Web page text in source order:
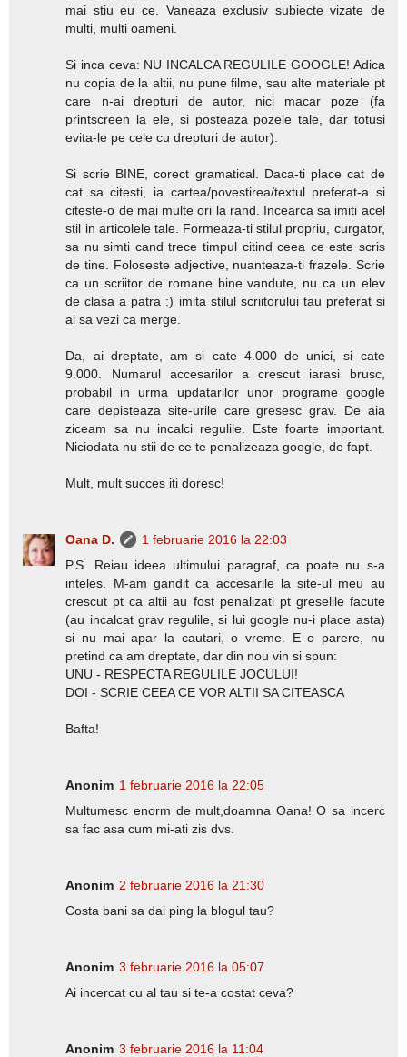
mai stiu eu ce. Vaneaza exclusiv subiecte vizate de
multi, multi oameni.
Si inca ceva: NU INCALCA REGULILE GOOGLE! Adica
nu copia de la altii, nu pune filme, sau alte materiale pt
care n-ai drepturi de autor, nici macar poze (fa
printscreen la ele, si posteaza pozele tale, dar totusi
evita-le pe cele cu drepturi de autor).
Si scrie BINE, corect gramatical. Daca-ti place cat de
cat sa citesti, ia cartea/povestirea/textul preferat-a si
citeste-o de mai multe ori la rand. Incearca sa imiti acel
stil in articolele tale. Formeaza-ti stilul propriu, curgator,
sa nu simti cand trece timpul citind ceea ce este scris
de tine. Foloseste adjective, nuanteaza-ti frazele. Scrie
ca un scriitor de romane bine vandute, nu ca un elev
de clasa a patra :) imita stilul scriitorului tau preferat si
ai sa vezi ca merge.
Da, ai dreptate, am si cate 4.000 de unici, si cate
9.000. Numarul accesarilor a crescut iarasi brusc,
probabil in urma updatarilor unor programe google
care depisteaza site-urile care gresesc grav. De aia
ziceam sa nu incalci regulile. Este foarte important.
Niciodata nu stii de ce te penalizeaza google, de fapt.
Mult, mult succes iti doresc!
Oana D.
1 februarie 2016 la 22:03
P.S. Reiau ideea ultimului paragraf, ca poate nu s-a
inteles. M-am gandit ca accesarile la site-ul meu au
crescut pt ca altii au fost penalizati pt greselile facute
(au incalcat grav regulile, si lui google nu-i place asta)
si nu mai apar la cautari, o vreme. E o parere, nu
pretind ca am dreptate, dar din nou vin si spun:
UNU - RESPECTA REGULILE JOCULUI!
DOI - SCRIE CEEA CE VOR ALTII SA CITEASCA
Bafta!
Anonim 1 februarie 2016 la 22:05
Multumesc enorm de mult,doamna Oana! O sa incerc
sa fac asa cum mi-ati zis dvs.
Anonim 2 februarie 2016 la 21:30
Costa bani sa dai ping la blogul tau?
Anonim 3 februarie 2016 la 05:07
Ai incercat cu al tau si te-a costat ceva?
Anonim 3 februarie 2016 la 11:04